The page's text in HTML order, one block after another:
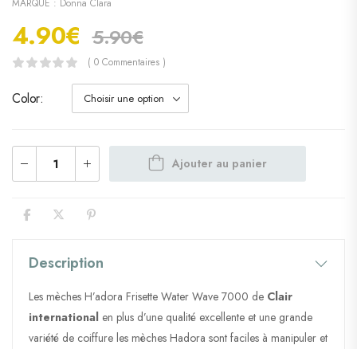
MARQUE : Donna Clara
4.90€ 5.90€
( 0 Commentaires )
Color
Ajouter au panier
Description
Les mèches H’adora Frisette Water Wave 7000 de Clair
international en plus d’une qualité excellente et une grande
variété de coiffure les mèches Hadora sont faciles à manipuler et